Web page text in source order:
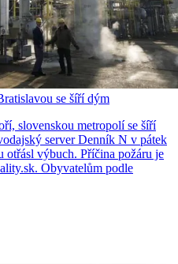
se šíří dým
slovenskou metropolí se šíří
server Denník N v pátek
otřásl výbuch. Příčina požáru je
Obyvatelům podle